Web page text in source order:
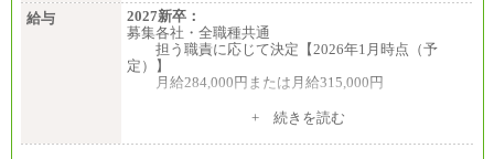
給与
2027新卒：
募集各社・全職種共通
担う職責に応じて決定【2026年1月時点（予
定）】
月給284,000円または月給315,000円
※入社後早期から、自律的な業務遂行が求めら
す。
+ 続きを読む